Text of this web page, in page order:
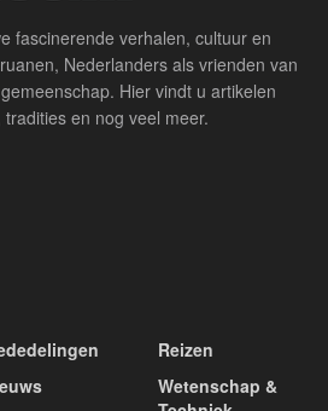
fascinerende verhalen, cultuur en
Nederlanders als vrienden van
Hier vindt u artikelen
en nog veel meer.
Reizen
Wetenschap &